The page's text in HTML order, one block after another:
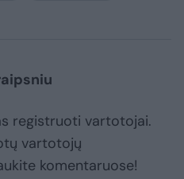
registruoti vartotojai.
vartotojų
komentaruose!